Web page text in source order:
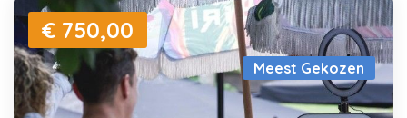
Meest Gekozen
€ 750,00